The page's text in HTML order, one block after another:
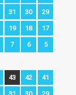
31 30 29
19 18 17
7 6 5
43 42 41